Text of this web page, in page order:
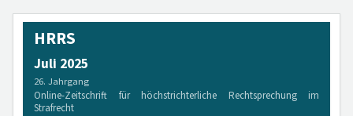
HRRS
Juli 2025
26. Jahrgang
Online-Zeitschrift für höchstrichterliche Rechtsprechung im
Strafrecht